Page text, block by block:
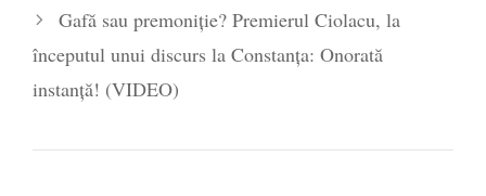
Gafă sau premoniție? Premierul Ciolacu, la
începutul unui discurs la Constanța: Onorată
instanță! (VIDEO)